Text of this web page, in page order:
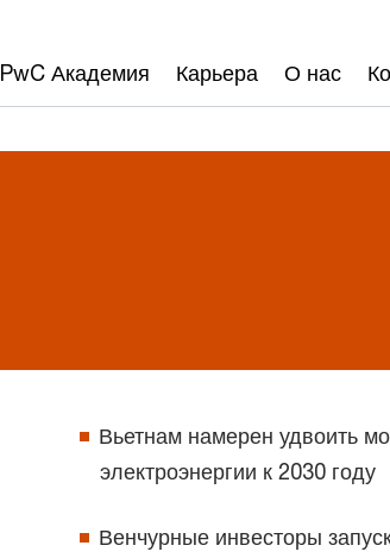
PwC Академия Карьера О нас
Вьетнам намерен удвоить
электроэнергии к 2030 году
Венчурные инвесторы